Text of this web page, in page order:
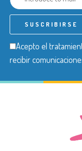
Acepto el
recibir